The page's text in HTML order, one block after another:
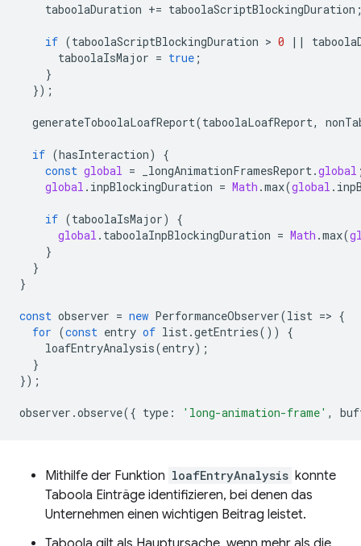
taboolaDuration += taboolaScriptBlockingDuration
if (taboolaScriptBlockingDuration > 0 ||
taboolaIsMajor = true ;
}
});
generateToboolaLoafReport(taboolaLoafReport,
if (hasInteraction)
{
const global = _longAnimationFramesReport .global
global . inpBlockingDuration = Math .max(global .
if (taboolaIsMajor)
{
global . taboolaInpBlockingDuration = Math .max(
}
}
}
const observer = new PerformanceObserver(list => {
for (const entry of list .getEntries())
{
loafEntryAnalysis(entry);
}
});
observer .observe({ type : 'long-animation-frame' ,
Mithilfe der Funktion loafEntryAnalysis konnte
Taboola Einträge identifizieren, bei denen das
Unternehmen einen wichtigen Beitrag leistet.